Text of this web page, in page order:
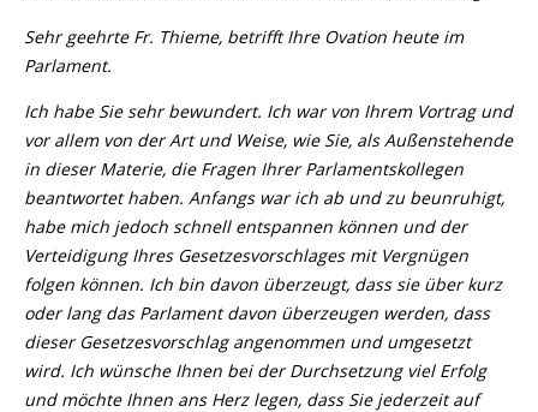
Sehr geehrte Fr. Thieme, betrifft Ihre Ovation heute im
Parlament.
Ich habe Sie sehr bewundert. Ich war von Ihrem Vortrag und
vor allem von der Art und Weise, wie Sie, als Außenstehende
in dieser Materie, die Fragen Ihrer Parlamentskollegen
beantwortet haben. Anfangs war ich ab und zu beunruhigt,
habe mich jedoch schnell entspannen können und der
Verteidigung Ihres Gesetzesvorschlages mit Vergnügen
folgen können. Ich bin davon überzeugt, dass sie über kurz
oder lang das Parlament davon überzeugen werden, dass
dieser Gesetzesvorschlag angenommen und umgesetzt
wird. Ich wünsche Ihnen bei der Durchsetzung viel Erfolg
und möchte Ihnen ans Herz legen, dass Sie jederzeit auf